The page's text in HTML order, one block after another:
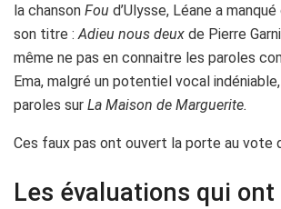
la chanson Fou d’Ulysse, Léane a
son titre : Adieu nous deux de Pierre
même ne pas en connaitre les paroles
Ema, malgré un potentiel vocal
paroles sur La Maison de Marguerite.
Ces faux pas ont ouvert la porte au vote
Les évaluations qui